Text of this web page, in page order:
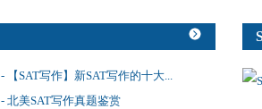
- 【SAT写作】新SAT写作的十大...
- 北美SAT写作真题鉴赏